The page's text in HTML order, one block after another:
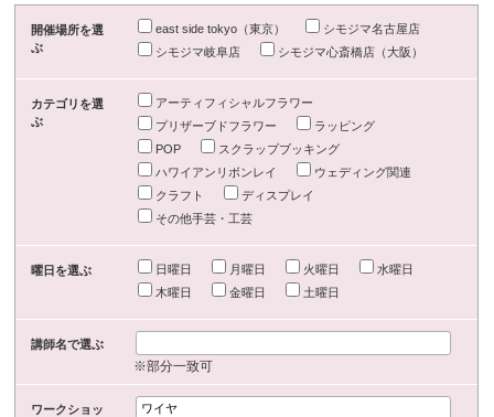
開催場所を選
ぶ
east side tokyo（東京）
シモジマ名古屋店
シモジマ岐阜店
シモジマ心斎橋店（大阪）
カテゴリを選
ぶ
アーティフィシャルフラワー
プリザーブドフラワー
ラッピング
POP
スクラップブッキング
ハワイアンリボンレイ
ウェディング関連
クラフト
ディスプレイ
その他手芸・工芸
曜日を選ぶ 日曜日 月曜日 火曜日
水曜日
木曜日
金曜日 土曜日
講師名で選ぶ
※部分一致可
ワークショッ